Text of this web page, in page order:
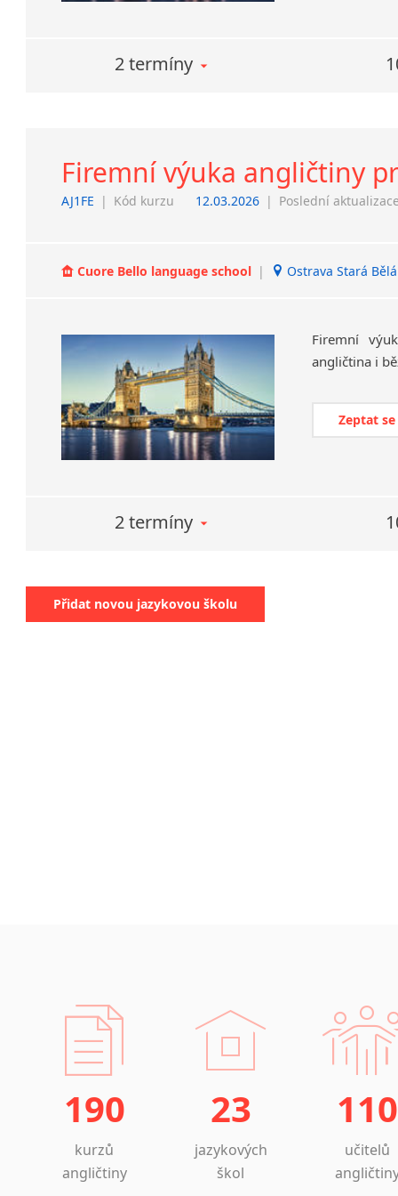
2 termíny
Firemní výuka angličtiny
AJ1FE | Kód kurzu 12.03.2026 | Poslední
Cuore Bello language school | Ostrava Stará Bělá
Firemní
angličtina i
Zeptat
2 termíny
Přidat novou jazykovou školu
190
kurzů
angličtiny
23
jazykových
škol
110
učitelů